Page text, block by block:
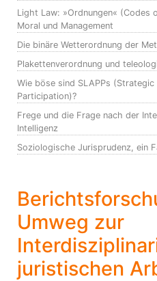
Light Law: »Ordnungen« (Codes
Moral und Management
Die binäre Wetterordnung der
Plakettenverordnung und
Wie böse sind SLAPPs
Participation)?
Frege und die Frage nach der
Intelligenz
Soziologische Jurisprudenz, ein
Umweg zur
juristischen